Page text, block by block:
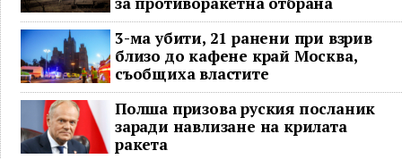
3-ма убити, 21 ранени при взрив
близо до кафене край Москва,
съобщиха властите
Полша призова руския посланик
заради навлизане на крилата
ракета